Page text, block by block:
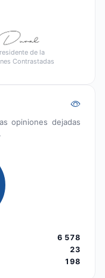
de la
Contrastadas
opiniones dejadas
6 578
23
198